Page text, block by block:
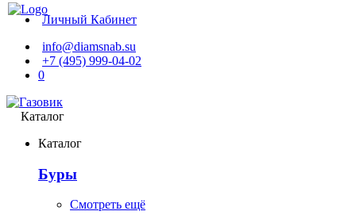
Личный Кабинет
info@diamsnab.su
+7 (495) 999-04-02
0
Каталог
Каталог
Буры
Смотреть ещё